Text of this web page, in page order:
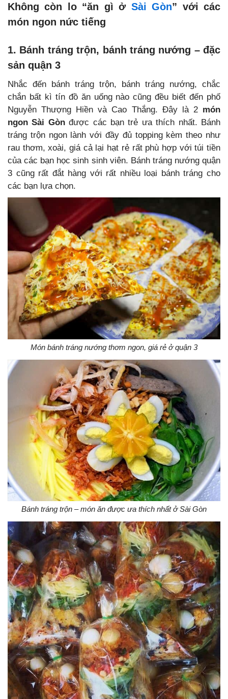
Không còn lo “ăn gì ở Sài Gòn” với các
món ngon nức tiếng
1. Bánh tráng trộn, bánh tráng nướng – đặc
sản quận 3
Nhắc đến bánh tráng trộn, bánh tráng nướng, chắc
chắn bất kì tín đồ ăn uống nào cũng đều biết đến phố
Nguyễn Thượng Hiền và Cao Thắng. Đây là 2 món
ngon Sài Gònđược các bạn trẻ ưa thích nhất. Bánh
tráng trộn ngon lành với đầy đủ topping kèm theo như
rau thơm, xoài, giá cả lại hạt rẻ rất phù hợp với túi tiền
của các bạn học sinh sinh viên. Bánh tráng nướng quận
3 cũng rất đắt hàng với rất nhiều loại bánh tráng cho
các bạn lựa chọn.
Món bánh tráng nướng thơm ngon, giá rẻ ở quận 3
Bánh tráng trộn – món ăn được ưa thích nhất ở Sài Gòn